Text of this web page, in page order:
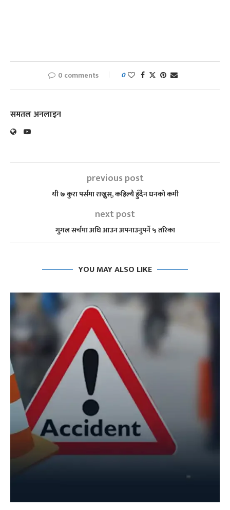
0 comments 0
समतल अनलाइन
previous post
यी ७ कुरा पर्समा राख्नुस्, कहिल्यै हुँदैन धनको कमी
next post
गुगल सर्चमा अघि आउन अपनाउनुपर्ने ५ तरिका
YOU MAY ALSO LIKE